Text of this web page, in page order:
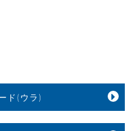
ド(ウラ)